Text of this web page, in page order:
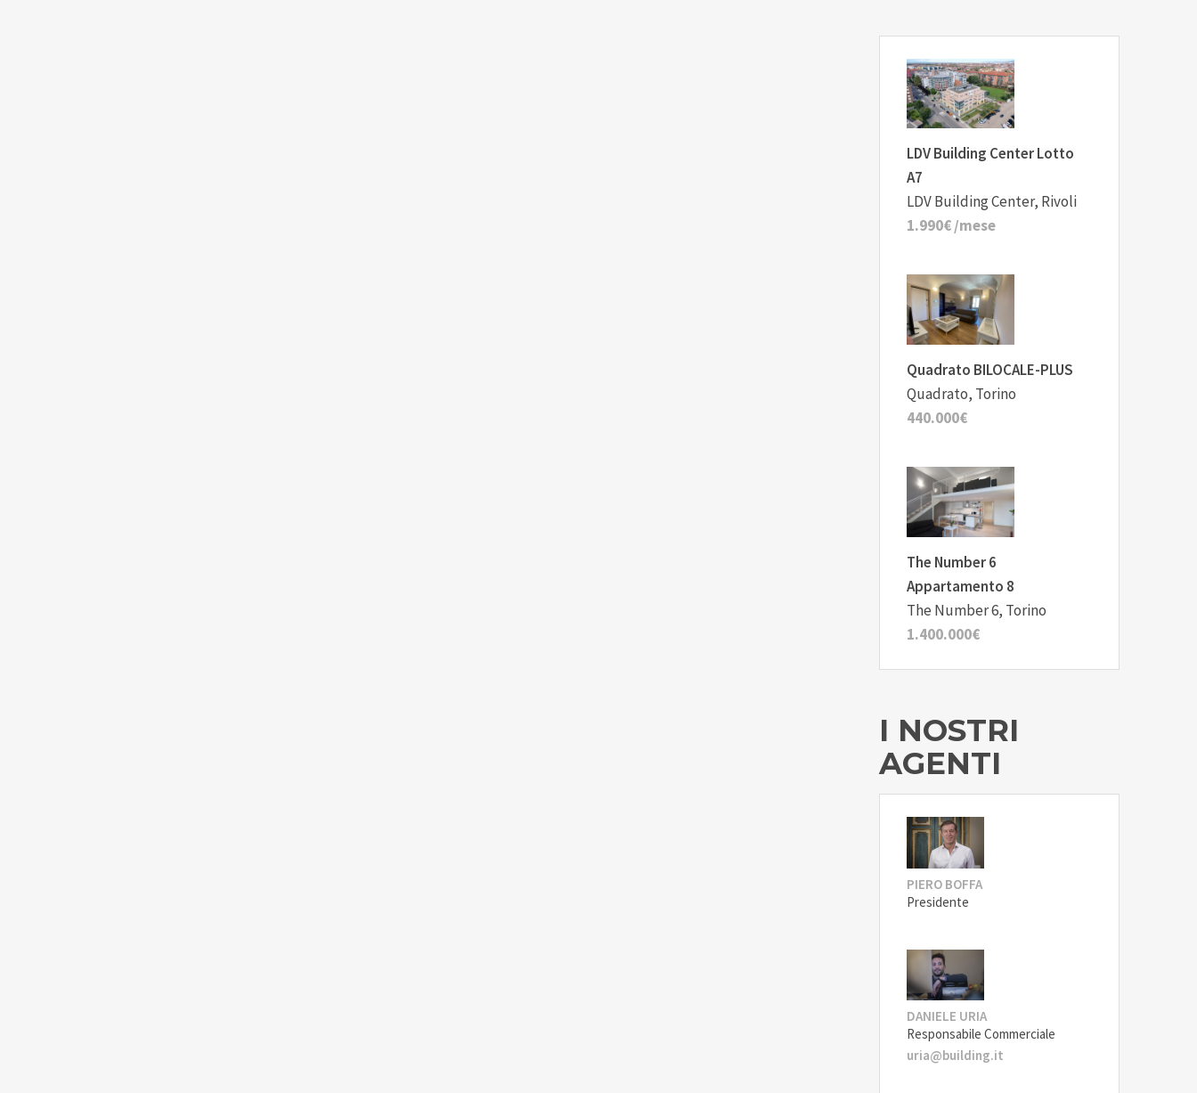
LDV Building Center Lotto
A7
LDV Building Center, Rivoli
1.990€/mese
Quadrato BILOCALE-PLUS
Quadrato, Torino
440.000€
The Number 6
Appartamento 8
The Number 6, Torino
1.400.000€
I NOSTRI
AGENTI
PIERO BOFFA
Presidente
DANIELE URIA
Responsabile Commerciale
uria@building.it